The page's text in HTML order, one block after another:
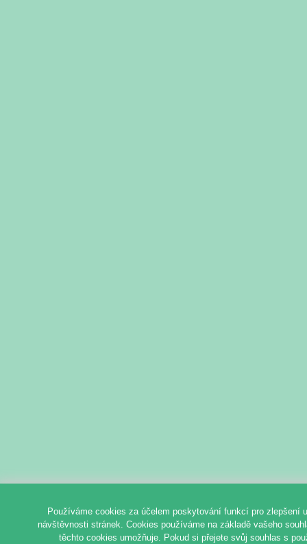
Používáme cookies za účelem poskytování funkcí pro zlepšení
návštěvnosti stránek. Cookies používáme na základě vašeho
těchto cookies umožňuje. Pokud si přejete svůj souhlas s